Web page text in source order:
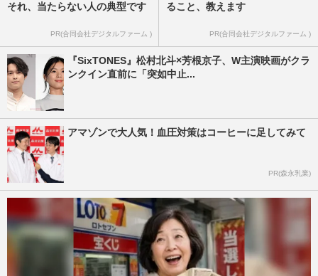
それ、当たらない人の典型です
PR(合同会社デジタルファーム )
ること、教えます
PR(合同会社デジタルファーム )
『SixTONES』松村北斗×芳根京子、W主演映画がクラ
ンクイン直前に「突如中止...
アマゾンで大人気！血圧対策はコーヒーに足してみて
PR(森永乳業)